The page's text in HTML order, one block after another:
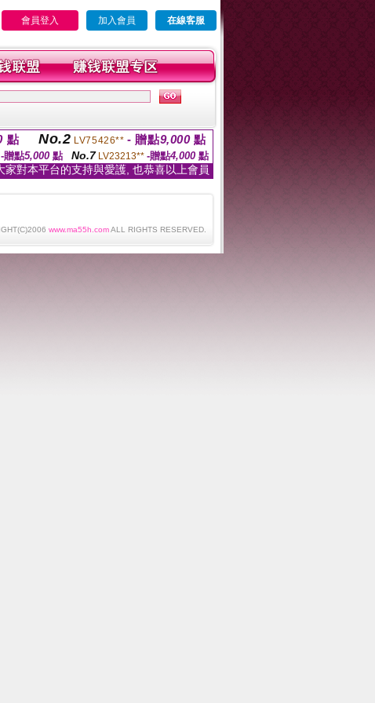
會員登入 加入會員 在線客服
點 No.2 LV75426** - 贈點9,000點
-贈點5,000點 No.7 LV23213** -贈點4,000點
家對本平台的支持與愛護, 也恭喜以上會員
www.ma55h.comALL RIGHTS RESERVED.